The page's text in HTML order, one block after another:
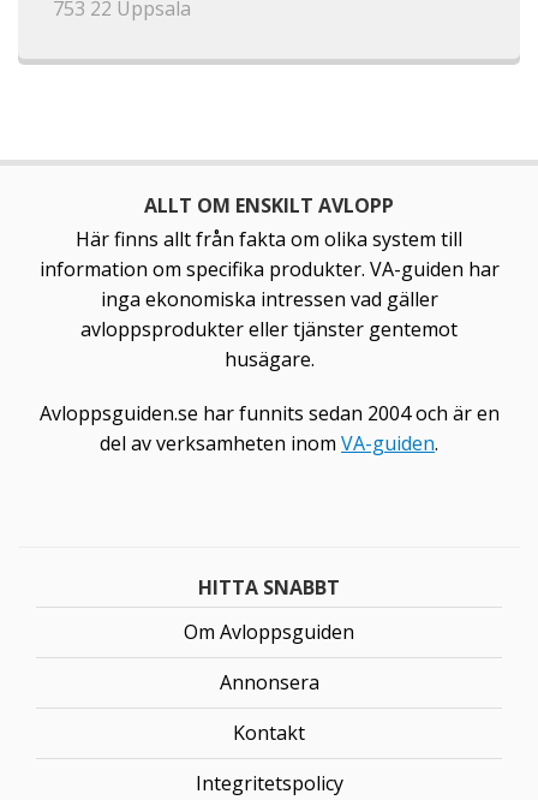
753 22 Uppsala
ALLT OM ENSKILT AVLOPP
Här finns allt från fakta om olika system till
information om specifika produkter. VA-guiden har
inga ekonomiska intressen vad gäller
avloppsprodukter eller tjänster gentemot
husägare.
Avloppsguiden.se har funnits sedan 2004 och är en
del av verksamheten inom VA-guiden.
HITTA SNABBT
Om Avloppsguiden
Annonsera
Kontakt
Integritetspolicy